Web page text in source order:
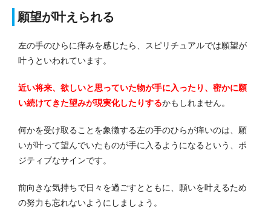
願望が叶えられる
左の手のひらに痒みを感じたら、スピリチュアルでは願望が
叶うといわれています。
近い将来、欲しいと思っていた物が手に入ったり、密かに願
い続けてきた望みが現実化したりするかもしれません。
何かを受け取ることを象徴する左の手のひらが痒いのは、願
いが叶って望んでいたものが手に入るようになるという、ポ
ジティブなサインです。
前向きな気持ちで日々を過ごすとともに、願いを叶えるため
の努力も忘れないようにしましょう。